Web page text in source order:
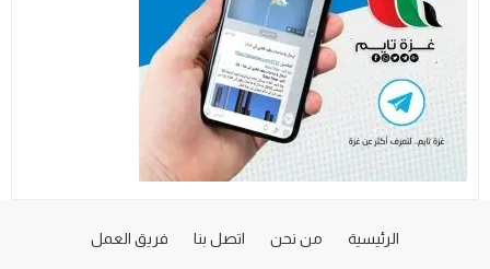
الرئيسية من نحن اتصل بنا فريق العمل